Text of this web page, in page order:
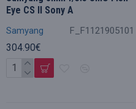
Samyang F_F1121905101
Eye CS II Sony A
304.90€